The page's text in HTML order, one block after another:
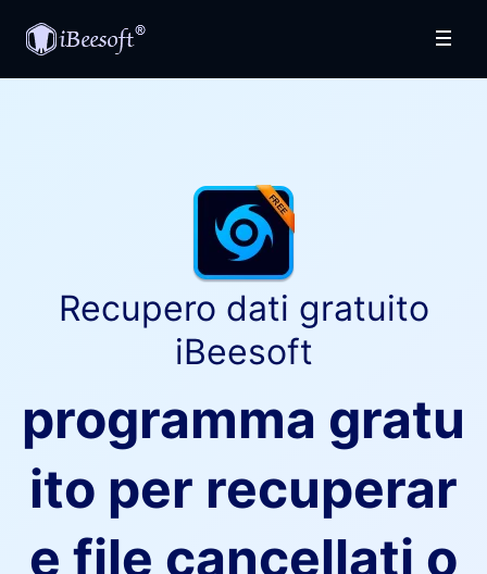
Recupero dati gratuito
iBeesoft
programma gratu
ito per recuperar
e file cancellati o